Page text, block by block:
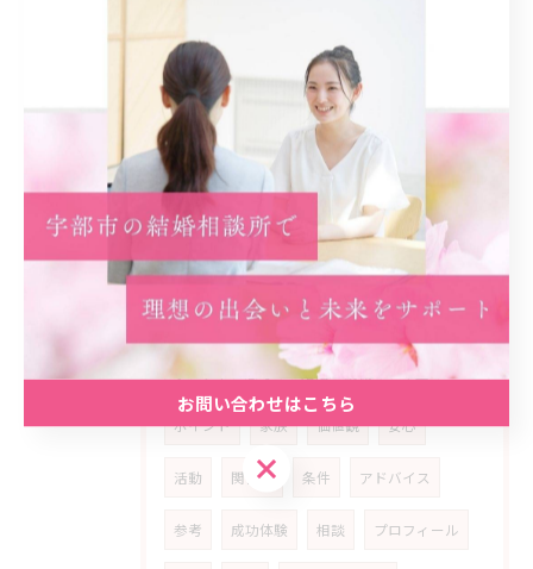
スタート カギ
プラン ネガティブ
乗り超える 安定
コミュニティ 実践 計画 振り返り
アピール 学ぶ 考え方 子供
見極める 相手選び 失敗体験
ポジティブ思考 婚活の動機 希望
ポイント 家族 価値観 安心
活動 関係性 条件 アドバイス
参考 成功体験 相談 プロフィール
お問い合わせはこちら
お問い合わせはこちら